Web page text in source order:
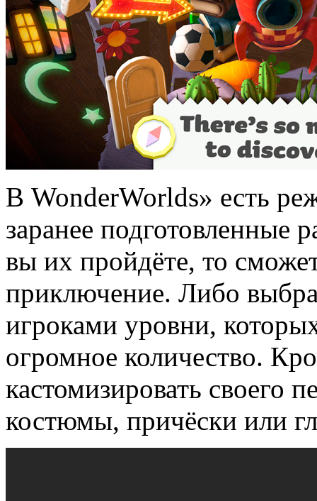
В WonderWorlds» есть
заранее подготовленные
вы их пройдёте, то
приключение. Либо
игроками уровни,
огромное количество.
кастомизировать своего
костюмы, причёски или